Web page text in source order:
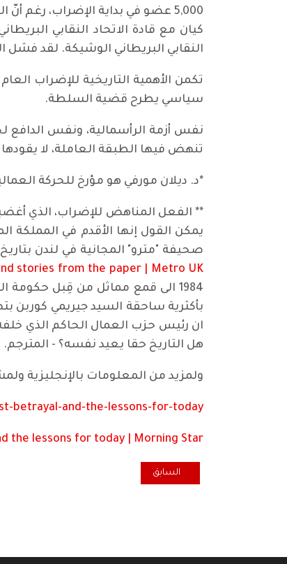
كيان مع قادة الاتحاد النقابي
النقابي البريطاني الوشيكة. لقد فشل
سياسي يطرح قضية السلطة.
تنهض فيها الطبقة العاملة، لا
*د. ديلان مورفي هو مؤرخ للحركة
** الفعل المناهض للإضراب، الذي
صحيفة "مترو" المجانية في لندن بتاريخ 5 مايو، أدناه. هذا يتناقض مع ثقافتنا المتوارثة التي تعتبر الطلاب رأس الحربة في نضالات الشعوب -
stories from the paper | Metro UK
1984 الى قمع مماثل من قِبل
بأكثرية ساحقة السيد جيريمي كوربن
ان رئيس حزب العمال الحاكم الذي
هل التاريخ حقا يعيد نفسه؟ - المترجم.
ولمزيد من المعلومات بالإنجليزية
betrayal-and-the-lessons-for-today/
the lessons for today | Morning Star
المقال السابق: ثلاثة شهداء من عائلة واحدة
السابق